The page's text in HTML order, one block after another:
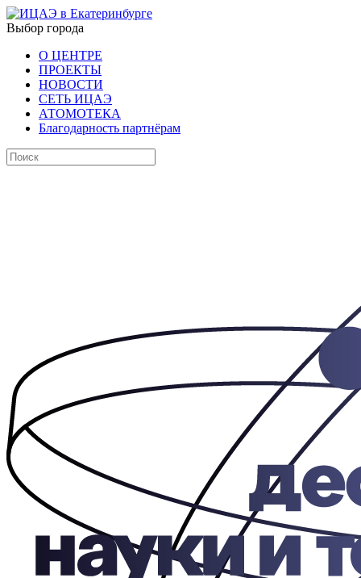
Выбор города
О ЦЕНТРЕ
ПРОЕКТЫ
НОВОСТИ
СЕТЬ ИЦАЭ
АТОМОТЕКА
Благодарность партнёрам